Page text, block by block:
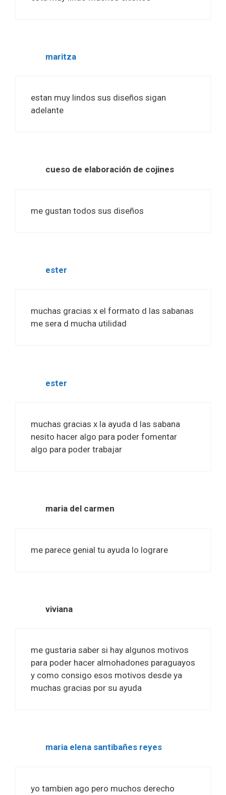
maritza
estan muy lindos sus diseños sigan
adelante
cueso de elaboración de cojines
me gustan todos sus diseños
ester
muchas gracias x el formato d las sabanas
me sera d mucha utilidad
ester
muchas gracias x la ayuda d las sabana
nesito hacer algo para poder fomentar
algo para poder trabajar
maria del carmen
me parece genial tu ayuda lo lograre
viviana
me gustaria saber si hay algunos motivos
para poder hacer almohadones paraguayos
y como consigo esos motivos desde ya
muchas gracias por su ayuda
maria elena santibañes reyes
yo tambien ago pero muchos derecho